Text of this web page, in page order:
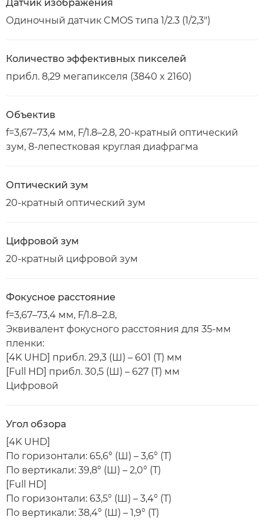
Датчик изображения
Одиночный датчик CMOS типа 1/2.3 (1/2,3")
Количество эффективных пикселей
прибл. 8,29 мегапикселя (3840 x 2160)
Объектив
f=3,67–73,4 мм, F/1.8–2.8, 20-кратный оптический
зум, 8-лепестковая круглая диафрагма
Оптический зум
20-кратный оптический зум
Цифровой зум
20-кратный цифровой зум
Фокусное расстояние
f=3,67–73,4 мм, F/1.8–2.8,
Эквивалент фокусного расстояния для 35-мм
пленки:
[4K UHD] прибл. 29,3 (Ш) – 601 (Т) мм
[Full HD] прибл. 30,5 (Ш) – 627 (Т) мм
Цифровой
Угол обзора
[4K UHD]
По горизонтали: 65,6° (Ш) – 3,6° (Т)
По вертикали: 39,8° (Ш) – 2,0° (Т)
[Full HD]
По горизонтали: 63,5° (Ш) – 3,4° (Т)
По вертикали: 38,4° (Ш) – 1,9° (Т)